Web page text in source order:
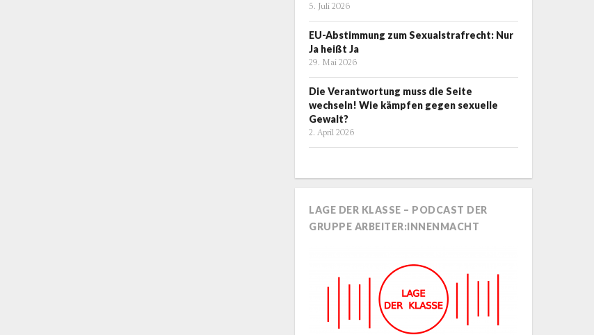
5. Juli 2026
EU-Abstimmung zum Sexualstrafrecht: Nur
Ja heißt Ja
29. Mai 2026
Die Verantwortung muss die Seite
wechseln! Wie kämpfen gegen sexuelle
Gewalt?
2. April 2026
LAGE DER KLASSE – PODCAST DER
GRUPPE ARBEITER:INNENMACHT